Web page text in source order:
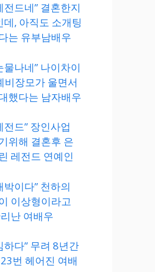
전드네” 결혼한지
데, 아직도 소개팅
는 유부남배우
물나네” 나이차이
비장모가 울면서
했다는 남자배우
전드” 장인사업
위해 결혼후 은
레전드 연예인
박이다” 천하의
이상형이라고
난 여배우
하다” 무려 8년간
번 헤어진 여배